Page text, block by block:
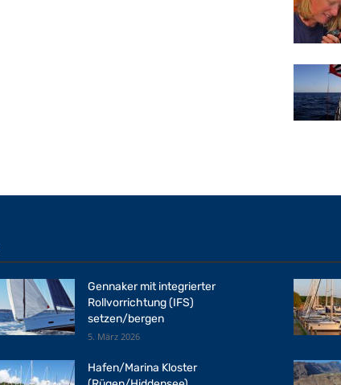
Gennaker mit integrierter
Rollvorrichtung (IFS)
setzen/bergen
5. März 2026
Hafen/Marina Kloster